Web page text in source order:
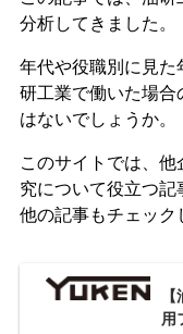
分析してきました。
年代や役職別に見
研工業で働いた場
はないでしょうか。
このサイトでは、
究について役立つ
他の記事もチェック
用